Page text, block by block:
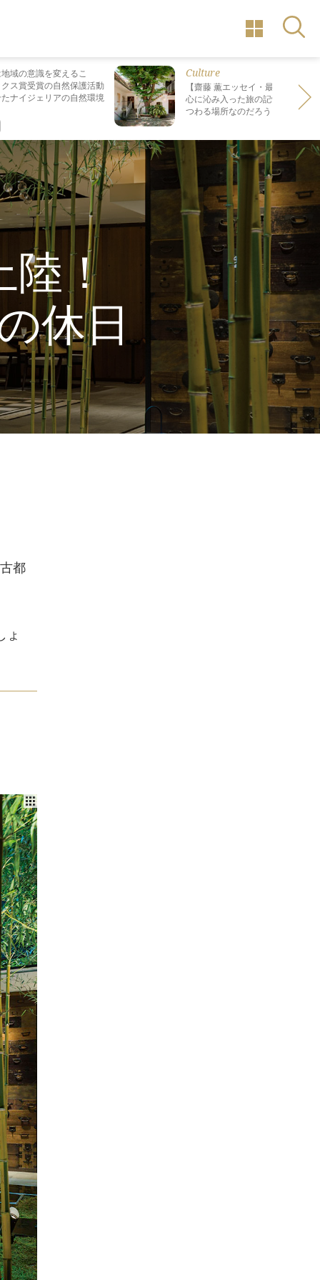
域の意識を変えるこ
ス賞受賞の自然保護活動
ナイジェリアの自然環境
Culture
【齋藤 薫エッセイ・最終回】 最
心に沁み入った旅の記憶は なぜ“死
つわる場所なのだろう？
！
休日
都
ょ